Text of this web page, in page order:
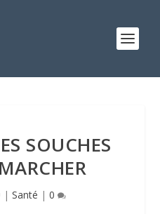
SOUCHES
| Santé | 0